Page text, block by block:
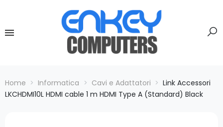
Home Informatica Cavi e Adattatori
Link Accessori
LKCHDMI10L HDMI cable 1 m HDMI Type A (Standard) Black